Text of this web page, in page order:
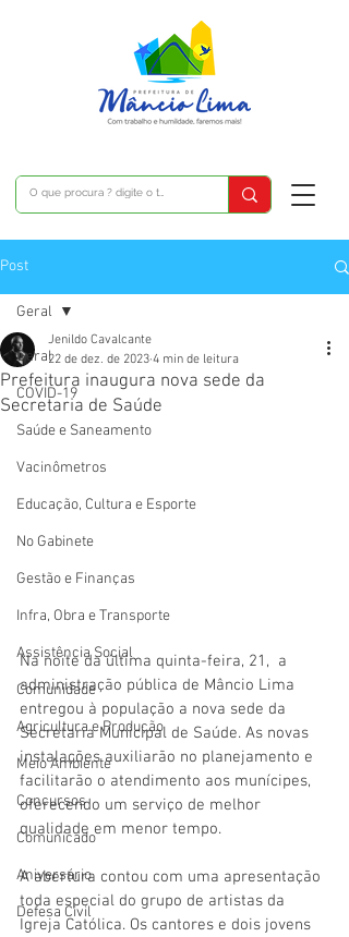
Post
Geral
COVID-19
Saúde e Saneamento
Vacinômetros
Educação, Cultura e Esporte
No Gabinete
Gestão e Finanças
Infra, Obra e Transporte
Assistência Social
Comunidade
Agricultura e Produção
Meio Ambiente
Concursos
Comunicado
Aniversário
Defesa Civil
Geral
Prefeitura inaugura nova sede da
Secretaria de Saúde
Jenildo Cavalcante
22 de dez. de 2023 4 min de leitura
Na noite da última quinta-feira, 21,  a
administração pública de Mâncio Lima
entregou à população a nova sede da
Secretaria Municipal de Saúde. As novas
instalações auxiliarão no planejamento e
facilitarão o atendimento aos munícipes,
oferecendo um serviço de melhor
qualidade em menor tempo.
A abertura contou com uma apresentação
toda especial do grupo de artistas da
Igreja Católica. Os cantores e dois jovens